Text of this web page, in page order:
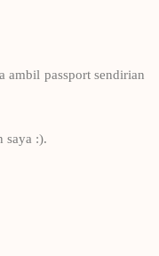
ambil passport sendirian
saya :).